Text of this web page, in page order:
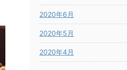
2020年6月
2020年5月
2020年4月